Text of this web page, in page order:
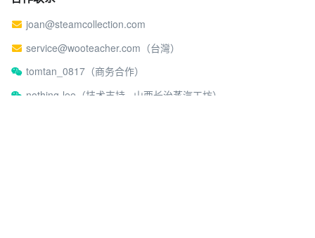
joan@steamcollection.com
service@wooteacher.com（台灣）
tomtan_0817（商务合作）
nothing-lee（技术支持 · 山西长治蒸汽工坊）